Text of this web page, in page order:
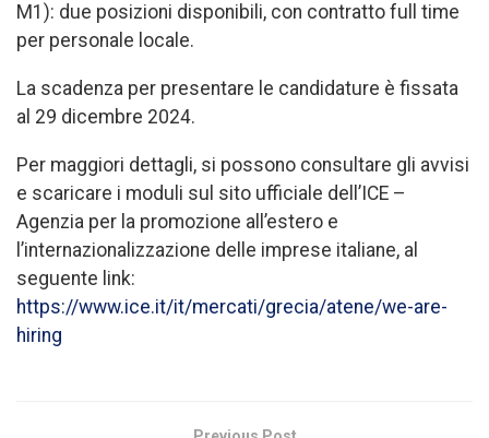
M1): due posizioni disponibili, con contratto full time
per personale locale.
La scadenza per presentare le candidature è fissata
al 29 dicembre 2024.
Per maggiori dettagli, si possono consultare gli avvisi
e scaricare i moduli sul sito ufficiale dell’ICE –
Agenzia per la promozione all’estero e
l’internazionalizzazione delle imprese italiane, al
seguente link:
https://www.ice.it/it/mercati/grecia/atene/we-are-
hiring